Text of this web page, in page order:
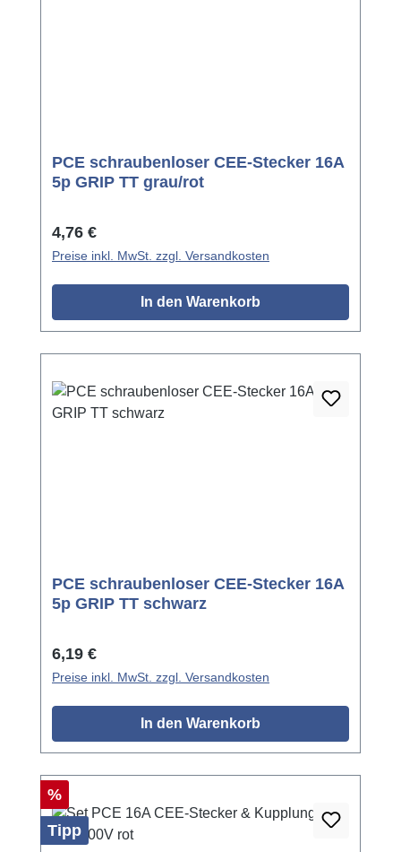
PCE schraubenloser CEE-Stecker 16A
5p GRIP TT grau/rot
Regulärer Preis:
4,76 €
Preise inkl. MwSt. zzgl. Versandkosten
In den Warenkorb
PCE schraubenloser CEE-Stecker 16A
5p GRIP TT schwarz
Regulärer Preis:
6,19 €
Preise inkl. MwSt. zzgl. Versandkosten
In den Warenkorb
Rabatt
%
Tipp